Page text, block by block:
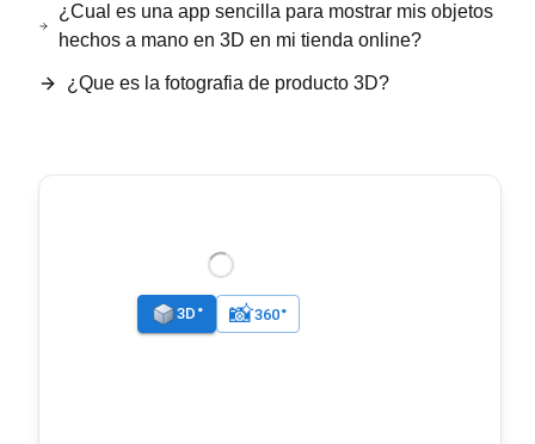
¿Cual es una app sencilla para mostrar mis objetos
hechos a mano en 3D en mi tienda online?
¿Que es la fotografia de producto 3D?